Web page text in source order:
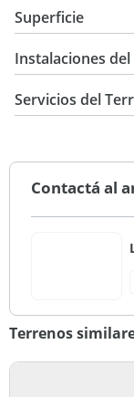
Superficie
Instalaciones
Servicios del
Contactá al
Terrenos